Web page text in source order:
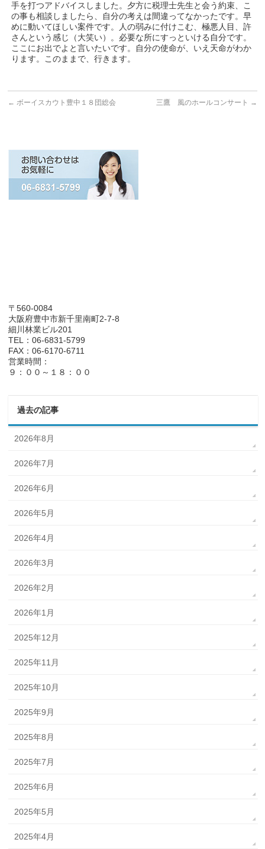
手を打つアドバイスしました。夕方に税理士先生と会う約束、こ
の事も相談しましたら、自分の考えは間違ってなかったです。早
めに動いてほしい案件です。人の弱みに付けこむ、極悪人目、許
さんという感じ（大笑い）。必要な所にすっといける自分です。
ここにお出でよと言いたいです。自分の使命が、いえ天命がわか
ります。このままで、行きます。
← ボーイスカウト豊中１８団総会 三鷹 風のホールコンサート →
〒560-0084
大阪府豊中市新千里南町2-7-8
細川林業ビル201
TEL：06-6831-5799
FAX：06-6170-6711
営業時間：
９：００～１８：００
過去の記事
2026年8月
2026年7月
2026年6月
2026年5月
2026年4月
2026年3月
2026年2月
2026年1月
2025年12月
2025年11月
2025年10月
2025年9月
2025年8月
2025年7月
2025年6月
2025年5月
2025年4月